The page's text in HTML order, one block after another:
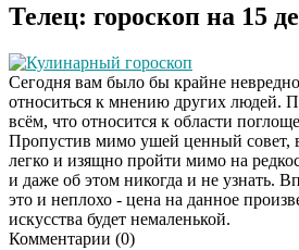
Телец: гороскоп на 15
Кулинарный гороскоп
Сегодня вам было бы крайне
относиться к мнению других людей.
всём, что относится к области
Пропустив мимо ушей ценный совет,
легко и изящно пройти мимо на
и даже об этом никогда и не узнать.
это и неплохо - цена на данное
искусства будет немаленькой.
Комментарии (0)
Этот танец невесты